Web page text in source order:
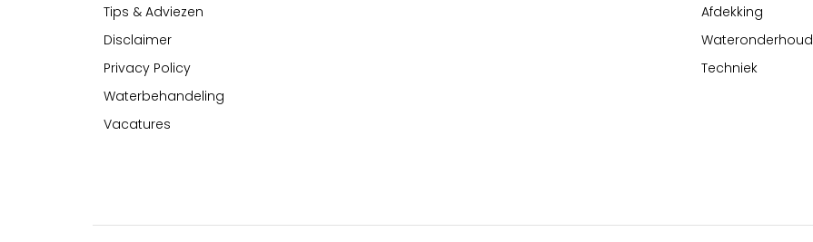
Tips & Adviezen
Disclaimer
Privacy Policy
Waterbehandeling
Vacatures
Afdekking
Wateronderhoud
Techniek